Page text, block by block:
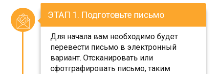
ЭТАП 1. Подготовьте письмо
Для начала вам необходимо будет
перевести письмо в электронный
вариант. Отсканировать или
сфотграфировать письмо, таким